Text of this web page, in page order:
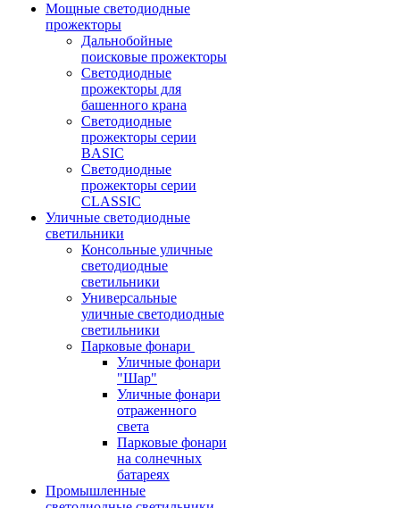
Мощные светодиодные
прожекторы
Дальнобойные
поисковые прожекторы
Светодиодные
прожекторы для
башенного крана
Светодиодные
прожекторы серии
BASIC
Светодиодные
прожекторы серии
CLASSIC
Уличные светодиодные
светильники
Консольные уличные
светодиодные
светильники
Универсальные
уличные светодиодные
светильники
Парковые фонари
Уличные фонари
"Шар"
Уличные фонари
отраженного
света
Парковые фонари
на солнечных
батареях
Промышленные